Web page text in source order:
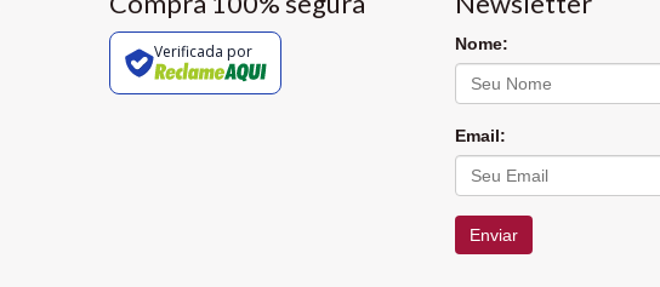
Verificada por Nome:
Email:
Enviar